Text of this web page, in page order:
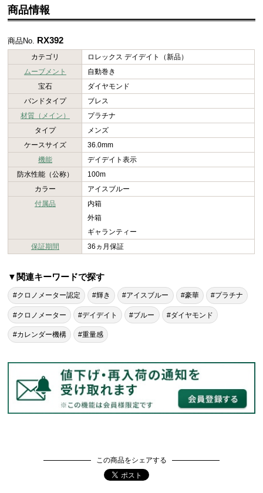
商品情報
商品No. RX392
カテゴリ
ロレックス デイデイト（新品）
ムーブメント
自動巻き
宝石
ダイヤモンド
バンドタイプ
ブレス
材質（メイン）
プラチナ
タイプ
メンズ
ケースサイズ
36.0mm
機能
デイデイト表示
防水性能（公称）
100m
カラー
アイスブルー
付属品
内箱
外箱
ギャランティー
保証期間
36ヵ月保証
▼関連キーワードで探す
#クロノメーター認定 #輝き #アイスブルー #豪華 #プラチナ
#クロノメーター #デイデイト #ブルー #ダイヤモンド
#カレンダー機構 #重量感
この商品をシェアする